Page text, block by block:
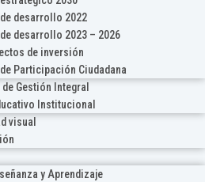
desarrollo 2022
desarrollo 2023 – 2026
de inversión
Participación Ciudadana
Gestión Integral
Institucional
visual
y Aprendizaje